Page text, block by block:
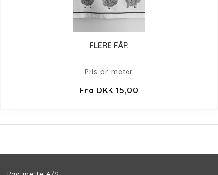
FLERE FÅR
Pris pr. meter.
Fra DKK 15,00
Pagunette A/S